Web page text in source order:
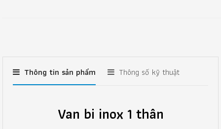
Thông tin sản phẩm Thông số kỹ thuật
Van bi inox 1 thân